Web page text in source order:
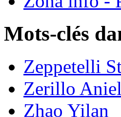
Mots-clés
Zeppetelli
Zerillo
Zhao Yilan